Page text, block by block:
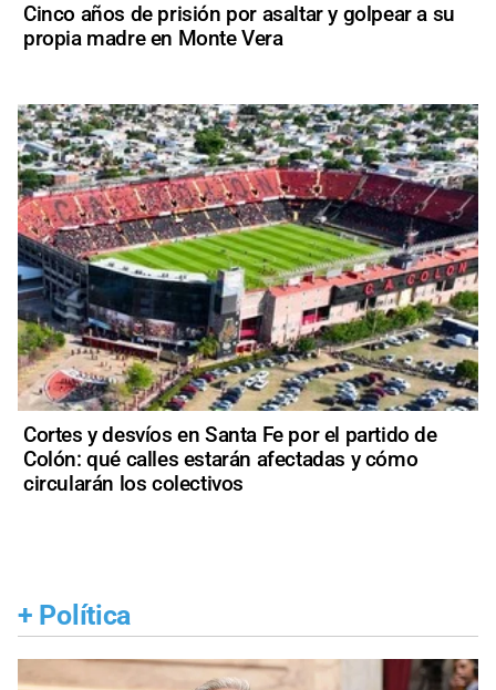
Cinco años de prisión por asaltar y golpear a su
propia madre en Monte Vera
Cortes y desvíos en Santa Fe por el partido de
Colón: qué calles estarán afectadas y cómo
circularán los colectivos
+ Política